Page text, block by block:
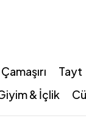
Tayt
& İçlik